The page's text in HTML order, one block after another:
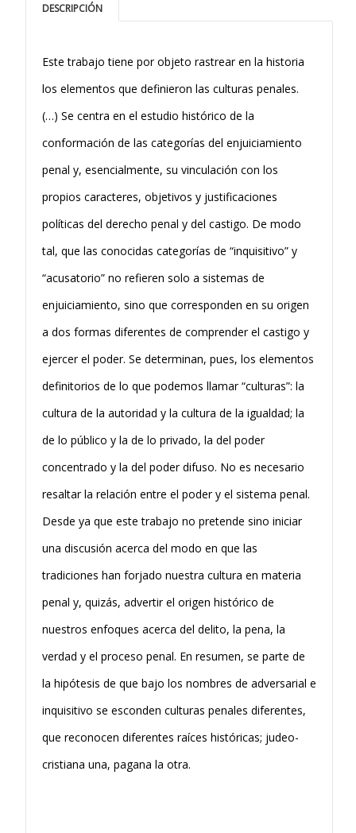
DESCRIPCIÓN
Este trabajo tiene por objeto rastrear en la historia
los elementos que definieron las culturas penales.
(…) Se centra en el estudio histórico de la
conformación de las categorías del enjuiciamiento
penal y, esencialmente, su vinculación con los
propios caracteres, objetivos y justificaciones
políticas del derecho penal y del castigo. De modo
tal, que las conocidas categorías de “inquisitivo” y
“acusatorio” no refieren solo a sistemas de
enjuiciamiento, sino que corresponden en su origen
a dos formas diferentes de comprender el castigo y
ejercer el poder. Se determinan, pues, los elementos
definitorios de lo que podemos llamar “culturas”: la
cultura de la autoridad y la cultura de la igualdad; la
de lo público y la de lo privado, la del poder
concentrado y la del poder difuso. No es necesario
resaltar la relación entre el poder y el sistema penal.
Desde ya que este trabajo no pretende sino iniciar
una discusión acerca del modo en que las
tradiciones han forjado nuestra cultura en materia
penal y, quizás, advertir el origen histórico de
nuestros enfoques acerca del delito, la pena, la
verdad y el proceso penal. En resumen, se parte de
la hipótesis de que bajo los nombres de adversarial e
inquisitivo se esconden culturas penales diferentes,
que reconocen diferentes raíces históricas; judeo-
cristiana una, pagana la otra.